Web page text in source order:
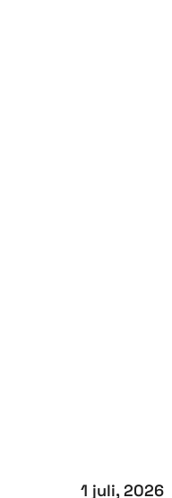
1 juli, 2026